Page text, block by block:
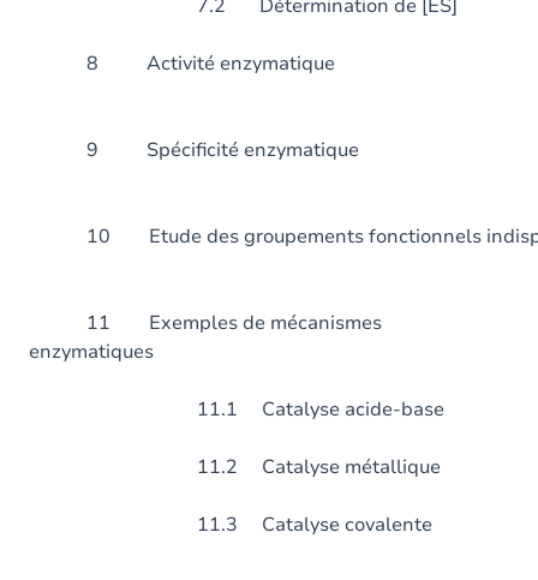
7.2 Détermination de [ES]
8 Activité
9 Spécificité
10 Etude des groupements fonctionnels
11 Exemples de mécanismes
enzymatiques
11.1 Catalyse acide-base
11.2 Catalyse métallique
11.3 Catalyse covalente